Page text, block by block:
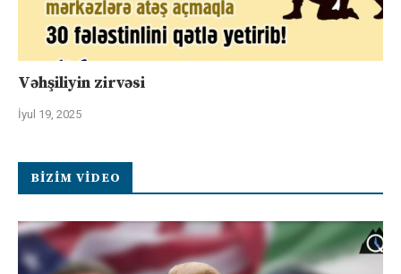
Vəhşiliyin zirvəsi
İyul 19, 2025
BIZIM VIDEO